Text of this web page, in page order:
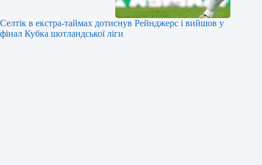
Селтік в екстра-таймах дотиснув Рейнджерс і вийшов у
фінал Кубка шотландської ліги